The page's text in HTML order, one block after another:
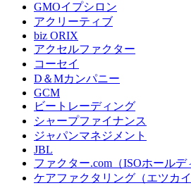
GMOイプシロン
アクリーティブ
biz ORIX
アクセルファクター
コーセイ
D＆Mカンパニー
GCM
ビートレーディング
シャープファイナンス
ジャパンマネジメント
JBL
ファクター.com（ISOホールデ
ケアファクタリング（エツカ